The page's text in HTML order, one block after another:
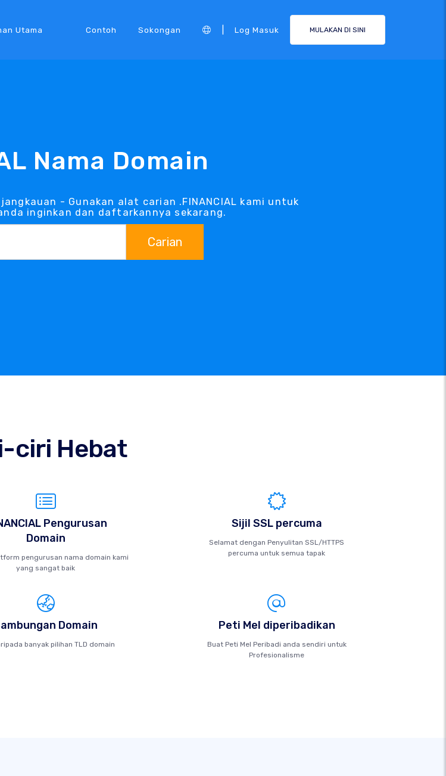
Utama Contoh Sokongan Log Masuk MULAKAN DI SINI
Nama Domain
- Gunakan alat carian .FINANCIAL kami untuk
inginkan dan daftarkannya sekarang.
Carian
ciri Hebat
Pengurusan
Domain
pengurusan nama domain kami
yang sangat baik
Sijil SSL percuma
Selamat dengan Penyulitan SSL/HTTPS
percuma untuk semua tapak
Domain
banyak pilihan TLD domain
Peti Mel diperibadikan
Buat Peti Mel Peribadi anda sendiri untuk
Profesionalisme